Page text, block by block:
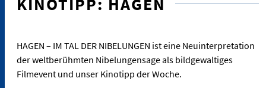
HAGEN – IM TAL DER NIBELUNGEN ist eine Neuinterpretation
der weltberühmten Nibelungensage als bildgewaltiges
Filmevent und unser Kinotipp der Woche.